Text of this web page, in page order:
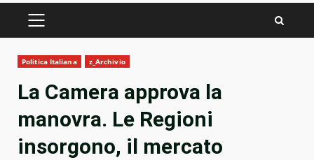
PRIMARY
Politica Italiana z_Archivio
La Camera approva la
manovra. Le Regioni
insorgono, il mercato